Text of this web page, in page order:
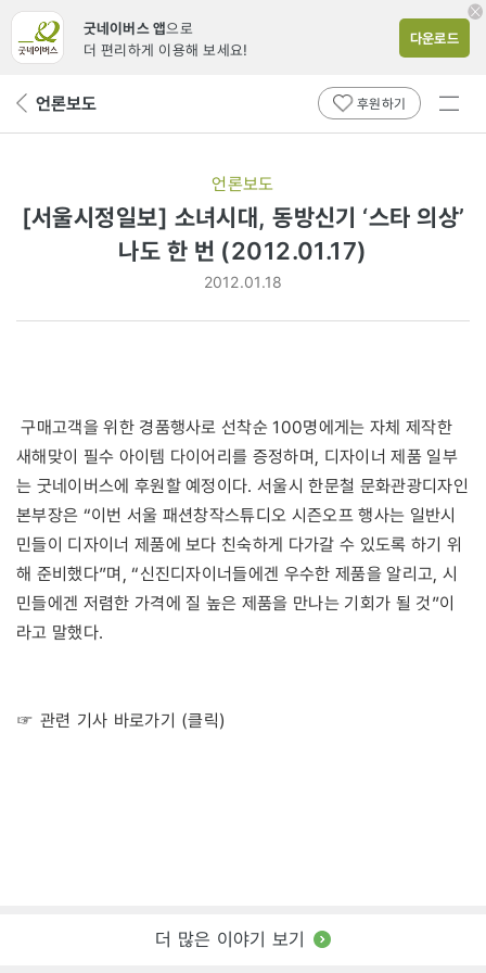
굿네이버스 앱으로
더 편리하게 이용해 보세요!
다운로드
뒤 언론보도 후원하기
전체
언론보도
[서울시정일보] 소녀시대, 동방신기 ‘스타 의상’
나도 한 번 (2012.01.17)
2012.01.18
구매고객을 위한 경품행사로 선착순 100명에게는 자체 제작한
새해맞이 필수 아이템 다이어리를 증정하며, 디자이너 제품 일부
는 굿네이버스에 후원할 예정이다. 서울시 한문철 문화관광디자인
본부장은 “이번 서울 패션창작스튜디오 시즌오프 행사는 일반시
민들이 디자이너 제품에 보다 친숙하게 다가갈 수 있도록 하기 위
해 준비했다”며, “신진디자이너들에겐 우수한 제품을 알리고, 시
민들에겐 저렴한 가격에 질 높은 제품을 만나는 기회가 될 것”이
라고 말했다.
☞ 관련 기사 바로가기 (클릭)
더 많은 이야기 보기